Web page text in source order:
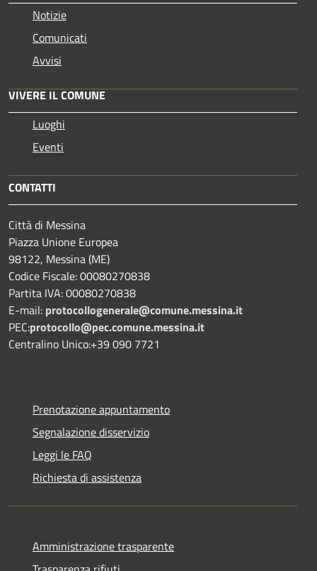
Notizie
Comunicati
Avvisi
VIVERE IL COMUNE
Luoghi
Eventi
CONTATTI
Città di Messina
Piazza Unione Europea
98122, Messina (ME)
Codice Fiscale: 00080270838
Partita IVA: 00080270838
E-mail: protocollogenerale@comune.messina.it
PEC:protocollo@pec.comune.messina.it
Centralino Unico:+39 090 7721
Prenotazione appuntamento
Segnalazione disservizio
Leggi le FAQ
Richiesta di assistenza
Amministrazione trasparente